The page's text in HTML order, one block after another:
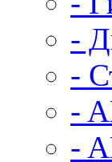
-
-
-
-